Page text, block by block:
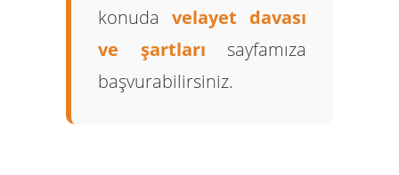
konuda velayet davası
ve şartları sayfamıza
başvurabilirsiniz.